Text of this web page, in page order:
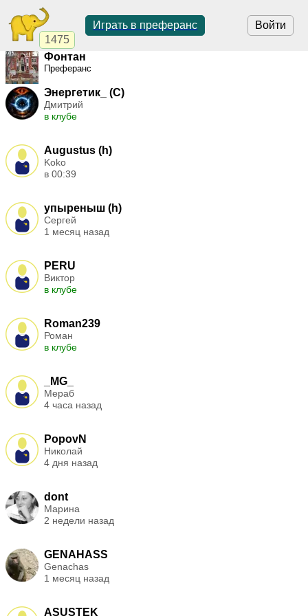
1475
Войти
Играть в преферанс
Фонтан
Преферанс
Энергетик_ (C)
Дмитрий
в клубе
Augustus (h)
Koko
в 00:39
упыреныш (h)
Сергей
1 месяц назад
PERU
Виктор
в клубе
Roman239
Роман
в клубе
_MG_
Мераб
4 часа назад
PopovN
Николай
4 дня назад
dont
Марина
2 недели назад
GENAHASS
Genachas
1 месяц назад
ASUSTEK